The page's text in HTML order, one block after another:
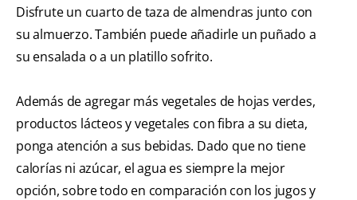
Disfrute un cuarto de taza de almendras junto con
su almuerzo. También puede añadirle un puñado a
su ensalada o a un platillo sofrito.
Además de agregar más vegetales de hojas verdes,
productos lácteos y vegetales con fibra a su dieta,
ponga atención a sus bebidas. Dado que no tiene
calorías ni azúcar, el agua es siempre la mejor
opción, sobre todo en comparación con los jugos y